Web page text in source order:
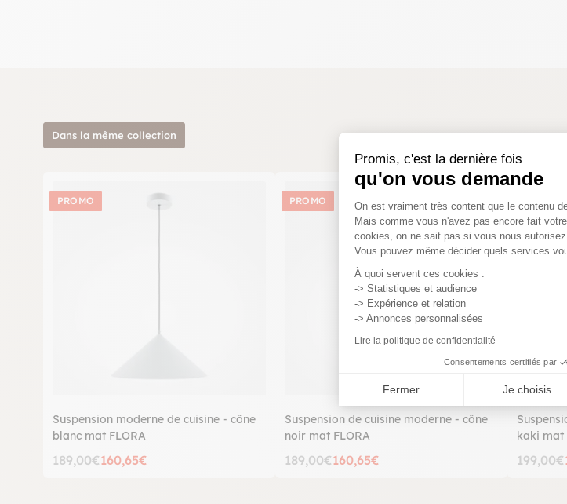
Promis, c'est la dernière fois
qu'on vous demande
Plateforme de Gestion
On est vraiment très content que le contenu
Mais comme vous n'avez pas encore fait
cookies, on ne sait pas si vous nous
Vous pouvez même décider quels services
À quoi servent ces cookies :
-> Statistiques et audience
-> Expérience et relation
-> Annonces personnalisées
Lire la politique de confidentialité
Consentements certifiés par
Fermer Je choisis
Dans la même collection
PROMO
Suspension moderne de cuisine - cône
blanc mat FLORA
189,00€160,65€
PROMO
Suspension de cuisine moderne - cône
noir mat FLORA
189,00€160,65€
PROMO
kaki mat
199,00€